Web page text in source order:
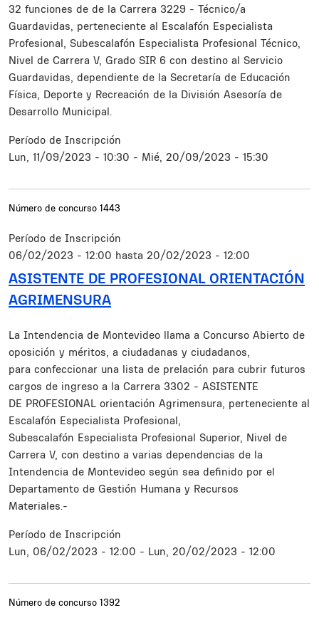
32 funciones de de la Carrera 3229 - Técnico/a
Guardavidas, perteneciente al Escalafón Especialista
Profesional, Subescalafón Especialista Profesional Técnico,
Nivel de Carrera V, Grado SIR 6 con destino al Servicio
Guardavidas, dependiente de la Secretaría de Educación
Física, Deporte y Recreación de la División Asesoría de
Desarrollo Municipal.
Período de Inscripción
Lun, 11/09/2023 - 10:30 - Mié, 20/09/2023 - 15:30
Número de concurso 1443
Período de Inscripción
06/02/2023 - 12:00 hasta 20/02/2023 - 12:00
ASISTENTE DE PROFESIONAL ORIENTACIÓN
AGRIMENSURA
Resumen
La Intendencia de Montevideo llama a Concurso Abierto de
oposición y méritos, a ciudadanas y ciudadanos,
para confeccionar una lista de prelación para cubrir futuros
cargos de ingreso a la Carrera 3302 - ASISTENTE
DE PROFESIONAL orientación Agrimensura, perteneciente al
Escalafón Especialista Profesional,
Subescalafón Especialista Profesional Superior, Nivel de
Carrera V, con destino a varias dependencias de la
Intendencia de Montevideo según sea definido por el
Departamento de Gestión Humana y Recursos
Materiales.-
Período de Inscripción
Lun, 06/02/2023 - 12:00 - Lun, 20/02/2023 - 12:00
Número de concurso 1392